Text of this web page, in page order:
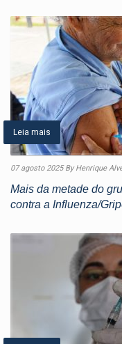
Leia mais
07 agosto 2025 By Henrique
Mais da metade do
contra a Influenza/